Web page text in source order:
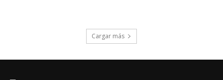
Cargar más